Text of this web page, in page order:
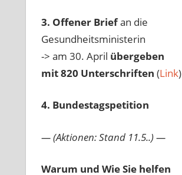
3. Offener Briefan die
Gesundheitsministerin
-> am 30. April übergeben
mit 820 Unterschriften (Link)
4. Bundestagspetition
— (Aktionen: Stand 11.5..) —
Warum und Wie Sie helfen